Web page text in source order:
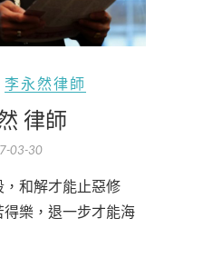
李永然律師
律師
03-30
和解才能止惡修
樂，退一步才能海